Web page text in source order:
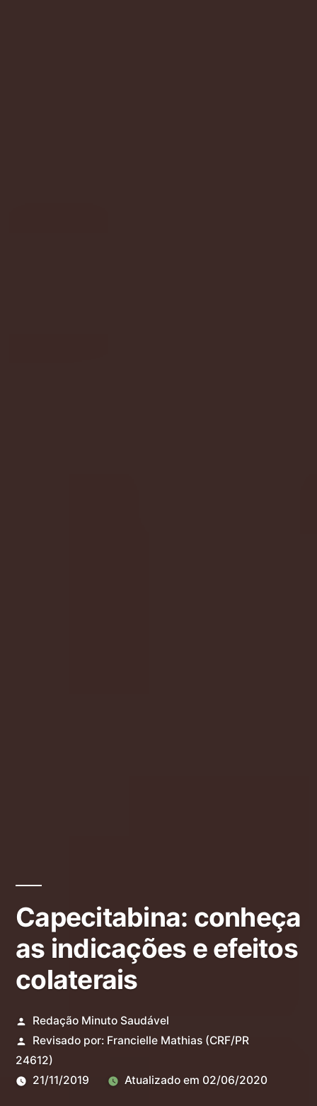
Capecitabina: conheça
as indicações e efeitos
colaterais
Redação Minuto Saudável
Revisado por: Francielle Mathias(CRF/PR
24612)
21/11/2019
Atualizado em 02/06/2020